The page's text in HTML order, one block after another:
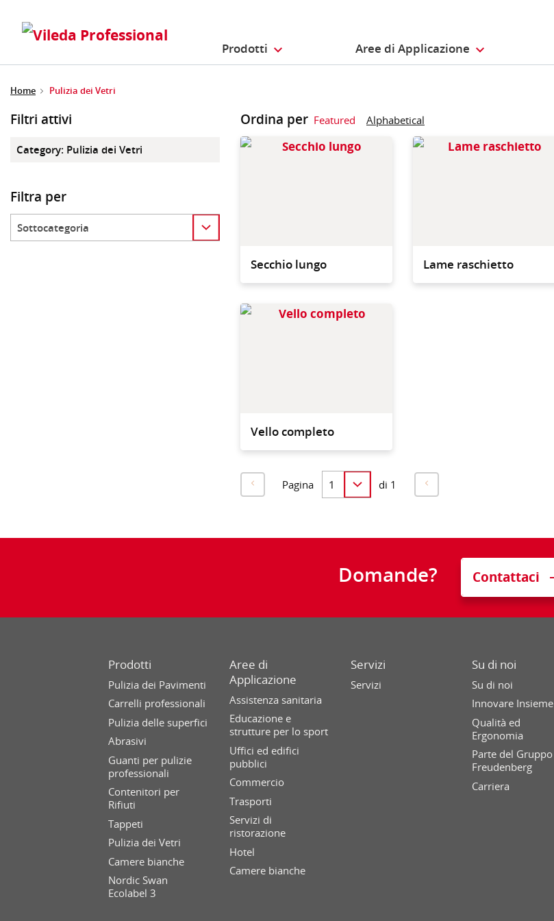
Prodotti Aree di Applicazione
Home Pulizia dei Vetri
Filtri attivi
Category: Pulizia dei Vetri
Filtra per
Category
Ordina per Featured Alphabetical
Secchio lungo Lame raschietto
Vello completo
Pagina di 1
Domande? Contattaci
Prodotti
Pulizia dei Pavimenti
Carrelli professionali
Pulizia delle superfici
Abrasivi
Guanti per pulizie
professionali
Contenitori per
Rifiuti
Tappeti
Pulizia dei Vetri
Camere bianche
Nordic Swan
Ecolabel 3
Aree di
Applicazione
Assistenza sanitaria
Educazione e
strutture per lo sport
Uffici ed edifici
pubblici
Commercio
Trasporti
Servizi di
ristorazione
Hotel
Camere bianche
Servizi
Servizi
Su di noi
Su di noi
Innovare Insieme
Qualità ed
Ergonomia
Parte del Gruppo
Freudenberg
Carriera